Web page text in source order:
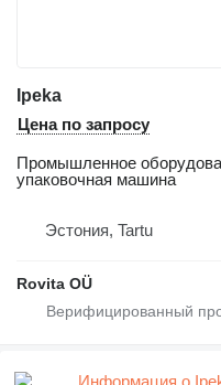
Ipeka
Цена по запросу
Промышленное
упаковочная машина
Эстония, Tartu
Rovita OÜ